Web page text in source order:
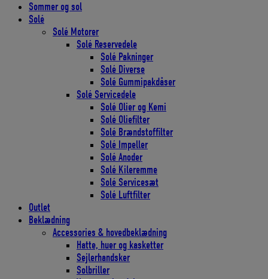
Sommer og sol
Solé
Solé Motorer
Solé Reservedele
Solé Pakninger
Solé Diverse
Solé Gummipakdåser
Solé Servicedele
Solé Olier og Kemi
Solé Oliefilter
Solé Brændstoffilter
Solé Impeller
Solé Anoder
Solé Kileremme
Solé Servicesæt
Solé Luftfilter
Outlet
Beklædning
Accessories & hovedbeklædning
Hatte, huer og kasketter
Sejlerhandsker
Solbriller